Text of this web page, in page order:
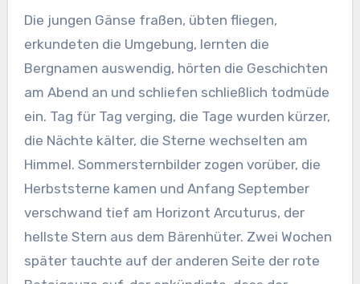
Die jungen Gänse fraßen, übten fliegen,
erkundeten die Umgebung, lernten die
Bergnamen auswendig, hörten die Geschichten
am Abend an und schliefen schließlich todmüde
ein. Tag für Tag verging, die Tage wurden kürzer,
die Nächte kälter, die Sterne wechselten am
Himmel. Sommersternbilder zogen vorüber, die
Herbststerne kamen und Anfang September
verschwand tief am Horizont Arcuturus, der
hellste Stern aus dem Bärenhüter. Zwei Wochen
später tauchte auf der anderen Seite der rote